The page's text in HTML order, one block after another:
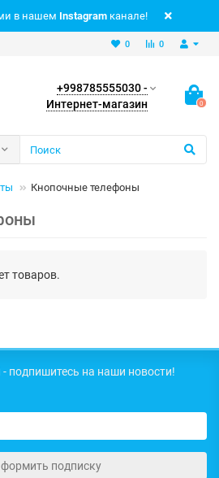
в нашем Instagram канале!
0
0
+998785555030 -
Интернет-магазин
0
Кнопочные телефоны
товаров.
- подпишитесь на наши новости!
подписку